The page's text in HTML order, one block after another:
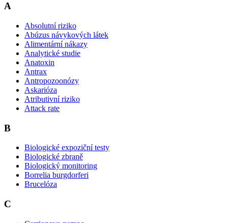
A
Absolutní riziko
Abúzus návykových látek
Alimentární nákazy
Analytické studie
Anatoxin
Antrax
Antropozoonózy
Askarióza
Atributivní riziko
Attack rate
B
Biologické expoziční testy
Biologické zbraně
Biologický monitoring
Borrelia burgdorferi
Brucelóza
C